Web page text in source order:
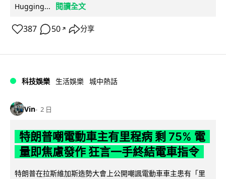
Hugging...
閱讀全文
387 50 ↗ 分享
科技娛樂 生活娛樂 城中熱話
Vin 2 日
特朗普嘲電動車主有里程病 剩 75% 電
量即焦慮發作 狂言一手終結電車指令
特朗普在拉斯維加斯造勢大會上公開嘲諷電動車車主患有「里